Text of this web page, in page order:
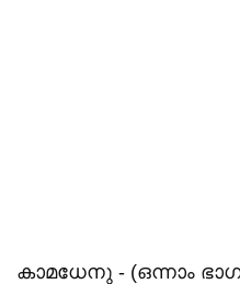
കാമധേനു - (ഒന്നാം